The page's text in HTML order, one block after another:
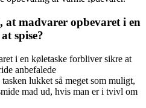
madvarer opbevaret i en
spise?
i en køletaske forbliver sikre at
anbefalede
lukket så meget som muligt,
mad ud, hvis man er i tvivl om